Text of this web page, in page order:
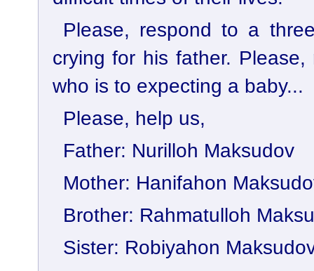
Please, respond to a
crying for his father.
who is to expecting a baby...
Please, help us,
Father: Nurilloh Maksudov
Mother: Hanifahon
Brother: Rahmatulloh
Sister: Robiyahon